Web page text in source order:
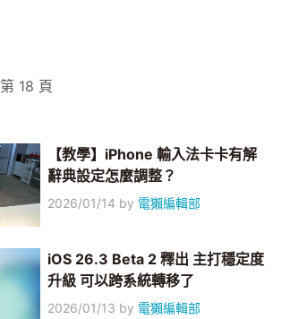
第 18 頁
【教學】iPhone 輸入法卡卡有解
辭典設定怎麼調整？
2026/01/14 by 電獺編輯部
iOS 26.3 Beta 2 釋出 主打穩定度
升級 可以跨系統轉移了
2026/01/13 by 電獺編輯部